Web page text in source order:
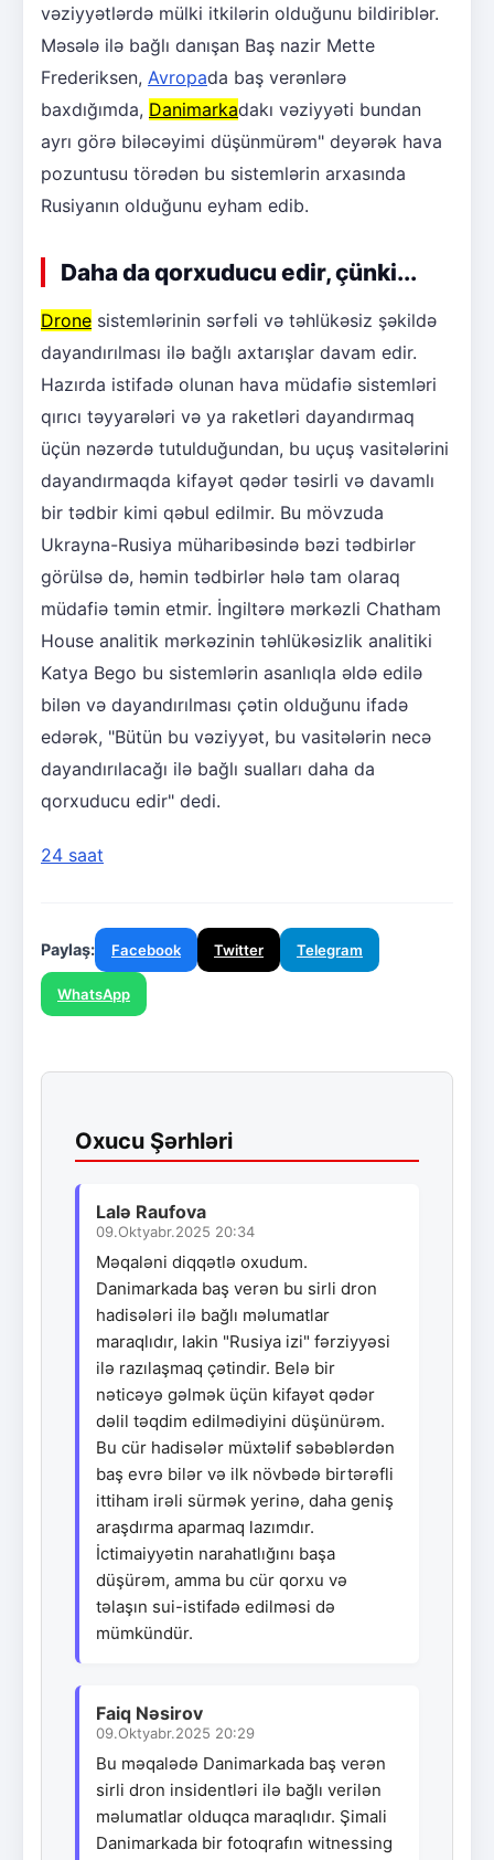
vəziyyətlərdə mülki itkilərin olduğunu bildiriblər.
Məsələ ilə bağlı danışan Baş nazir Mette
Frederiksen, Avropada baş verənlərə
baxdığımda, Danimarkadakı vəziyyəti bundan
ayrı görə biləcəyimi düşünmürəm" deyərək hava
pozuntusu törədən bu sistemlərin arxasında
Rusiyanın olduğunu eyham edib.
Daha da qorxuducu edir, çünki...
Drone sistemlərinin sərfəli və təhlükəsiz şəkildə
dayandırılması ilə bağlı axtarışlar davam edir.
Hazırda istifadə olunan hava müdafiə sistemləri
qırıcı təyyarələri və ya raketləri dayandırmaq
üçün nəzərdə tutulduğundan, bu uçuş vasitələrini
dayandırmaqda kifayət qədər təsirli və davamlı
bir tədbir kimi qəbul edilmir. Bu mövzuda
Ukrayna-Rusiya müharibəsində bəzi tədbirlər
görülsə də, həmin tədbirlər hələ tam olaraq
müdafiə təmin etmir. İngiltərə mərkəzli Chatham
House analitik mərkəzinin təhlükəsizlik analitiki
Katya Bego bu sistemlərin asanlıqla əldə edilə
bilən və dayandırılması çətin olduğunu ifadə
edərək, "Bütün bu vəziyyət, bu vasitələrin necə
dayandırılacağı ilə bağlı sualları daha da
qorxuducu edir" dedi.
24 saat
Paylaş: Facebook Twitter Telegram
WhatsApp
Oxucu Şərhləri
Lalə Raufova
09.Oktyabr.2025 20:34
Məqaləni diqqətlə oxudum.
Danimarkada baş verən bu sirli dron
hadisələri ilə bağlı məlumatlar
maraqlıdır, lakin "Rusiya izi" fərziyyəsi
ilə razılaşmaq çətindir. Belə bir
nəticəyə gəlmək üçün kifayət qədər
dəlil təqdim edilmədiyini düşünürəm.
Bu cür hadisələr müxtəlif səbəblərdən
baş evrə bilər və ilk növbədə birtərəfli
ittiham irəli sürmək yerinə, daha geniş
araşdırma aparmaq lazımdır.
İctimaiyyətin narahatlığını başa
düşürəm, amma bu cür qorxu və
təlaşın sui-istifadə edilməsi də
mümkündür.
Faiq Nəsirov
09.Oktyabr.2025 20:29
Bu məqalədə Danimarkada baş verən
sirli dron insidentləri ilə bağlı verilən
məlumatlar olduqca maraqlıdır. Şimali
Danimarkada bir fotoqrafın witnessing